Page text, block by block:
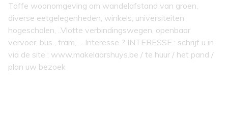
Toffe woonomgeving om wandelafstand van groen,
diverse eetgelegenheden, winkels, universiteiten
hogescholen, ..Vlotte verbindingswegen, openbaar
vervoer, bus , tram, ... Interesse ? INTERESSE : schrijf u in
via de site ; www.makelaarshuys.be / te huur / het pand /
plan uw bezoek